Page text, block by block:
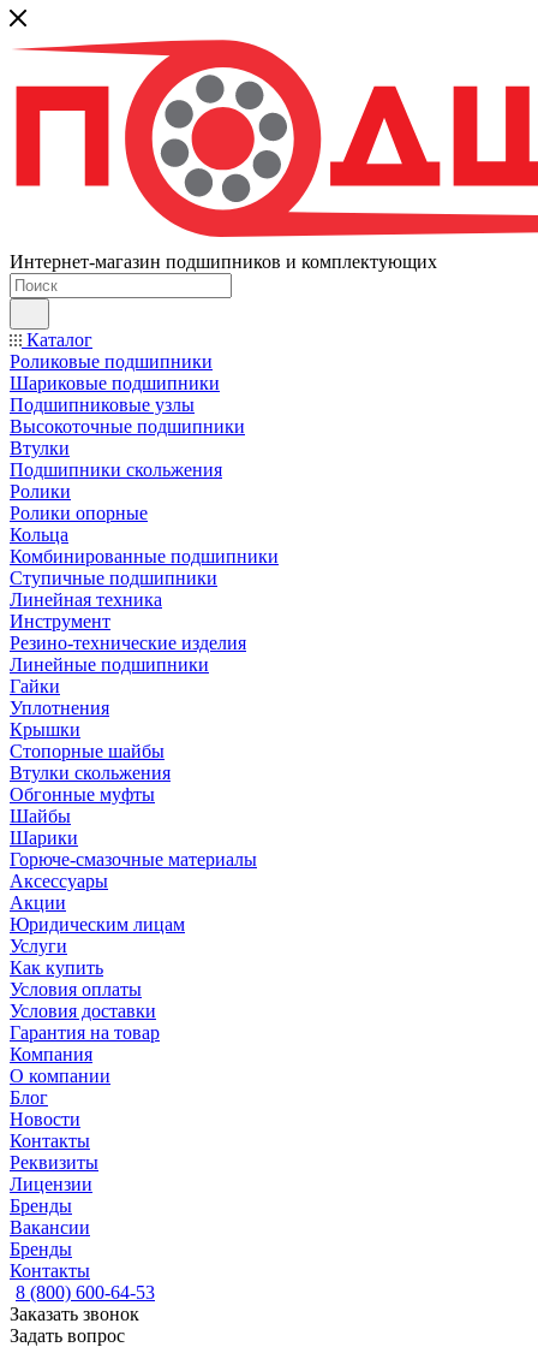
Интернет-магазин подшипников и комплектующих
Каталог
Роликовые подшипники
Шариковые подшипники
Подшипниковые узлы
Высокоточные подшипники
Втулки
Подшипники скольжения
Ролики
Ролики опорные
Кольца
Комбинированные подшипники
Ступичные подшипники
Линейная техника
Инструмент
Резино-технические изделия
Линейные подшипники
Гайки
Уплотнения
Крышки
Стопорные шайбы
Втулки скольжения
Обгонные муфты
Шайбы
Шарики
Горюче-смазочные материалы
Аксессуары
Акции
Юридическим лицам
Услуги
Как купить
Условия оплаты
Условия доставки
Гарантия на товар
Компания
О компании
Блог
Новости
Контакты
Реквизиты
Лицензии
Бренды
Вакансии
Бренды
Контакты
8 (800) 600-64-53
Заказать звонок
Задать вопрос